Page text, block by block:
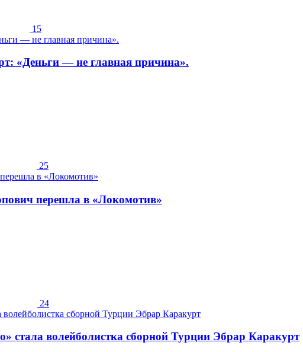
15
«Деньги — не главная причина».
25
перешла в «Локомотив»
24
стала волейболистка сборной Турции Эбрар Каракурт